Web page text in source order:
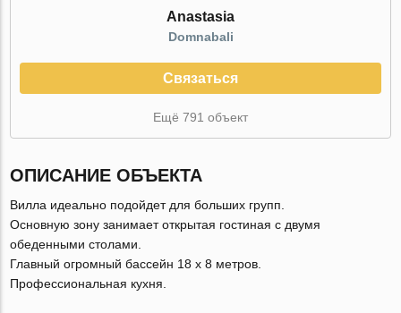
Anastasia
Domnabali
Связаться
Ещё 791 объект
ОПИСАНИЕ ОБЪЕКТА
Вилла идеально подойдет для больших групп.
Основную зону занимает открытая гостиная с двумя
обеденными столами.
Главный огромный бассейн 18 x 8 метров.
Профессиональная кухня.